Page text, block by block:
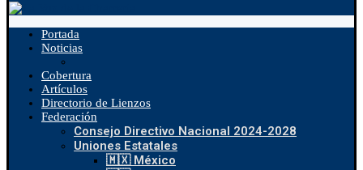
Portada
Noticias
Cobertura
Artículos
Directorio de Lienzos
Federación
Consejo Directivo Nacional 2024-2028
Uniones Estatales
🇲🇽 México